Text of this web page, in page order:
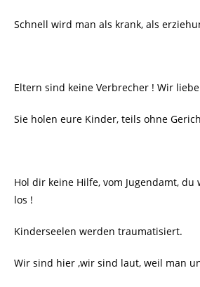
Schnell wird man als krank, als
Eltern sind keine Verbrecher ! Wir
Sie holen eure Kinder, teils ohne
Hol dir keine Hilfe, vom Jugendamt,
los !
Kinderseelen werden traumatisiert.
Wir sind hier ,wir sind laut, weil man